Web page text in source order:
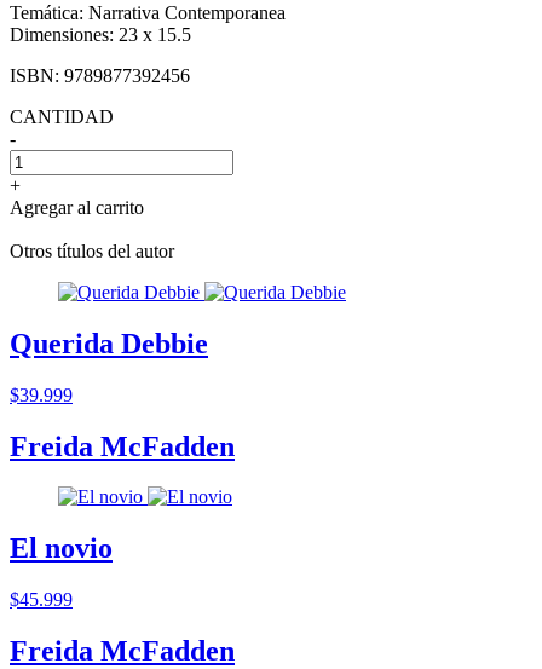
Temática: Narrativa Contemporanea
Dimensiones: 23 x 15.5
ISBN: 9789877392456
CANTIDAD
-
+
Agregar al carrito
Otros títulos del autor
Querida Debbie
$39.999
Freida McFadden
El novio
$45.999
Freida McFadden